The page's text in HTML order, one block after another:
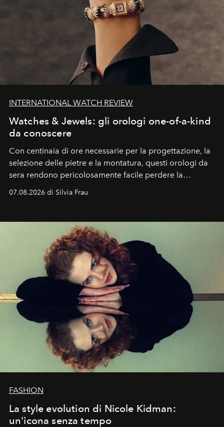
INTERNATIONAL WATCH REVIEW
Watches & Jewels: gli orologi one-of-a-kind
da conoscere
Con centinaia di ore necessarie per la progettazione, la
selezione delle pietre e la montatura, questi orologi da
sera rendono pericolosamente facile perdere la
07.08.2026 di Silvia Frau
FASHION
La style evolution di Nicole Kidman:
un'icona senza tempo